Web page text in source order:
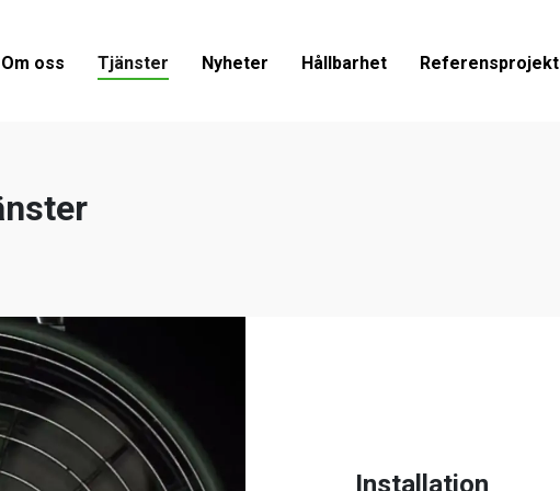
Om oss Tjänster Nyheter Hållbarhet Referensprojekt
Installation